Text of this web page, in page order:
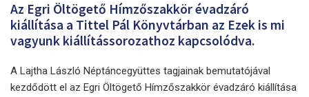
Az Egri Öltögető Hímzőszakkör évadzáró
kiállítása a Tittel Pál Könyvtárban az Ezek is mi
vagyunk kiállítássorozathoz kapcsolódva.
A Lajtha László Néptáncegyüttes tagjainak bemutatójával
kezdődött el az Egri Öltögető Hímzőszakkör évadzáró kiállítása